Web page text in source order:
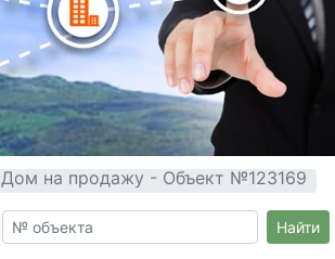
Дом на продажу - Объект №123169
Найти